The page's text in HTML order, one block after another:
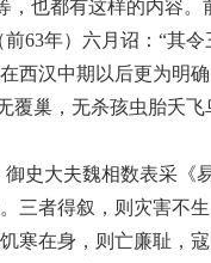
，也都有这样的内容
63年）六月诏：“其
西汉中期以后更为明
覆巢，无杀孩虫胎夭
史大夫魏相数表采
三者得叙，则灾害
寒在身，则亡廉耻，